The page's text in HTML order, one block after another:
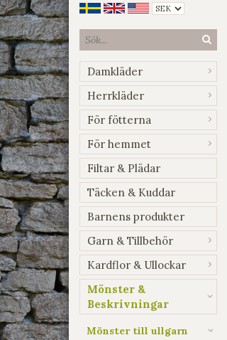
Damkläder
Herrkläder
För fötterna
För hemmet
Filtar & Plädar
Täcken & Kuddar
Barnens produkter
Garn & Tillbehör
Kardflor & Ullockar
Mönster &
Beskrivningar
Mönster till ullgarn